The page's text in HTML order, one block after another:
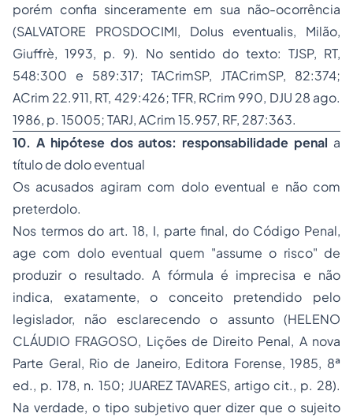
porém confia sinceramente em sua não-ocorrência
(SALVATORE PROSDOCIMI, Dolus eventualis, Milão,
Giuffrè, 1993, p. 9). No sentido do texto: TJSP, RT,
548:300 e 589:317; TACrimSP, JTACrimSP, 82:374;
ACrim 22.911, RT, 429:426; TFR, RCrim 990, DJU 28 ago.
1986, p. 15005; TARJ, ACrim 15.957, RF, 287:363.
10. A hipótese dos autos: responsabilidade penal a
título de dolo eventual
Os acusados agiram com dolo eventual e não com
preterdolo.
Nos termos do art. 18, I, parte final, do Código Penal,
age com dolo eventual quem "assume o risco" de
produzir o resultado. A fórmula é imprecisa e não
indica, exatamente, o conceito pretendido pelo
legislador, não esclarecendo o assunto (HELENO
CLÁUDIO FRAGOSO, Lições de Direito Penal, A nova
Parte Geral, Rio de Janeiro, Editora Forense, 1985, 8ª
ed., p. 178, n. 150; JUAREZ TAVARES, artigo cit., p. 28).
Na verdade, o tipo subjetivo quer dizer que o sujeito